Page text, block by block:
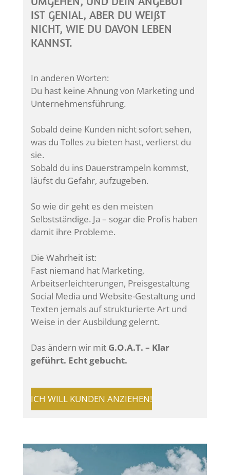
IST GENIAL, ABER DU WEIßT
NICHT, WIE DU DAVON LEBEN
KANNST.
In anderen Worten:
Du hast keine Ahnung von Marketing und
Unternehmensführung.
Sobald deine Kunden nicht sofort sehen,
was du Tolles zu bieten hast, verlierst du
sie.
Sobald du ins Dauerstrampeln kommst,
läufst du Gefahr, aufzugeben.
So wie dir geht es den meisten
Selbstständige. Ja – sogar die Profis haben
damit ihre Probleme.
Die Wahrheit ist:
Fast niemand hat Marketing,
Arbeitserleichterungen, Preisgestaltung
Social Media und Website-Gestaltung und
Texten jemals auf strukturierte Art und
Weise in der Ausbildung gelernt.
Das ändern wir mit G.O.A.T. – Klar
geführt. Echt gebucht.
ICH WILL KUNDEN ANZIEHEN!